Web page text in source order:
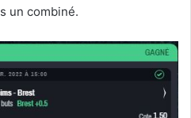
un combiné.